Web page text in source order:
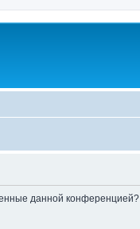
данной конференцией?